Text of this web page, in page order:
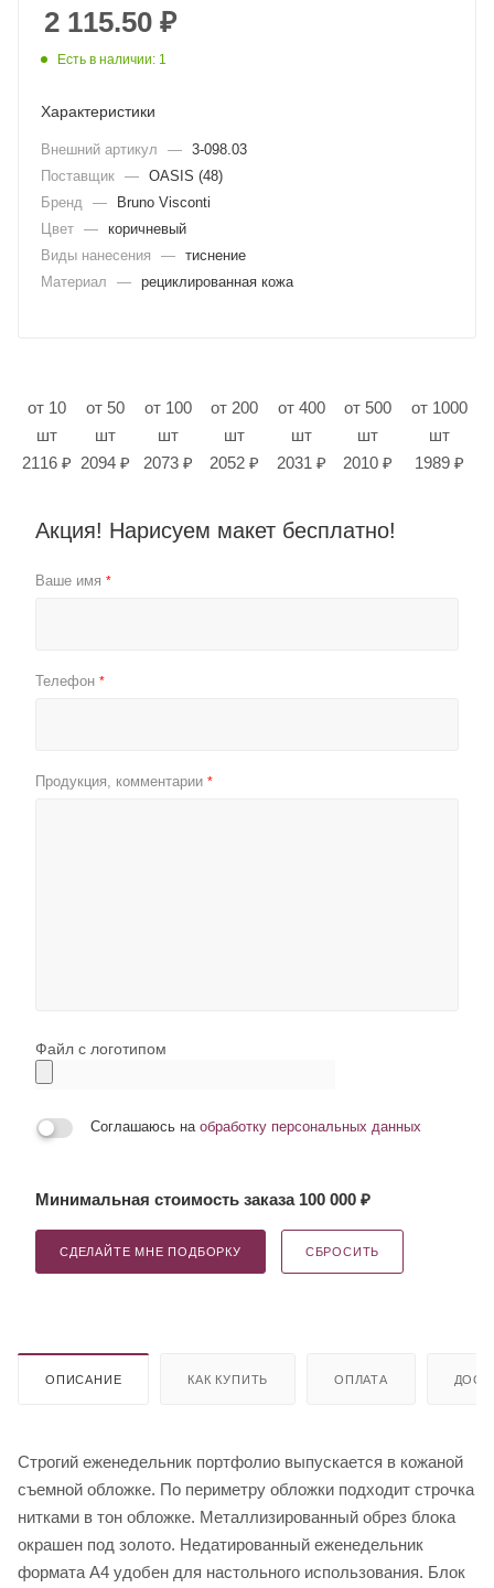
2 115.50 ₽
Есть в наличии: 1
Характеристики
Внешний артикул — 3-098.03
Поставщик — OASIS (48)
Бренд
—
Bruno Visconti
Цвет — коричневый
Виды нанесения
— тиснение
Материал
— рециклированная кожа
от 10
шт
2116 ₽
от 50
шт
2094 ₽
от 100
шт
2073 ₽
от 200
шт
2052 ₽
от 400
шт
2031 ₽
от 500
шт
2010 ₽
от 1000
шт
1989 ₽
Акция! Нарисуем макет бесплатно!
Ваше имя *
Телефон *
Продукция, комментарии *
Файл с логотипом
Соглашаюсь на обработку персональных данных
Минимальная стоимость заказа 100 000 ₽
СДЕЛАЙТЕ МНЕ ПОДБОРКУ СБРОСИТЬ
ОПИСАНИЕ КАК КУПИТЬ ОПЛАТА
Строгий еженедельник портфолио выпускается в кожаной
съемной обложке. По периметру обложки подходит строчка
нитками в тон обложке. Металлизированный обрез блока
окрашен под золото. Недатированный еженедельник
формата А4 удобен для настольного использования. Блок